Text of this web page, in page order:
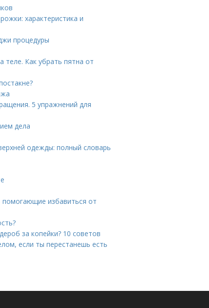
характеристика и
процедуры
теле. Как убрать пятна от
5 упражнений для
дела
одежды: полный словарь
избавиться от
за копейки? 10 советов
если ты перестанешь есть